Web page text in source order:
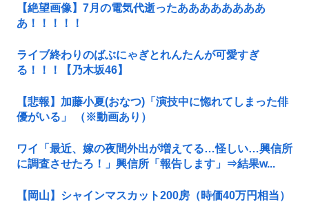
【絶望画像】7月の電気代逝ったああああああああ
あ！！！！！
ライブ終わりのばぶにゃぎとれんたんが可愛すぎ
る！！！【乃木坂46】
【悲報】加藤小夏(おなつ)「演技中に惚れてしまった俳
優がいる」 （※動画あり）
ワイ「最近、嫁の夜間外出が増えてる…怪しい…興信所
に調査させたろ！」興信所「報告します」⇒結果w...
【岡山】シャインマスカット200房（時価40万円相当）